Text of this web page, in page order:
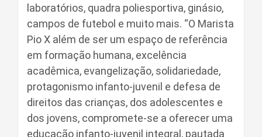
laboratórios, quadra poliesportiva, ginásio,
campos de futebol e muito mais. “O Marista
Pio X além de ser um espaço de referência
em formação humana, excelência
acadêmica, evangelização, solidariedade,
protagonismo infanto-juvenil e defesa de
direitos das crianças, dos adolescentes e
dos jovens, compromete-se a oferecer uma
educação infanto-juvenil integral, pautada